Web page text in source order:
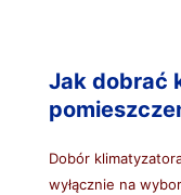
Jak dobrać
Dobór
wyłącznie na